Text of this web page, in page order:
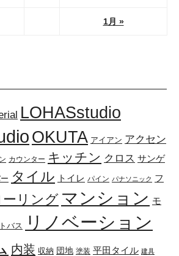
1月 »
LOHASstudio
OKUTA アイアン アクセン
カウンター キッチン クロス サンゲ
タイル トイレ パイン パナソニック フ
ーリング マンション モ
バス リノベーション
内装 収納 団地 塗装 平田タイル 建具